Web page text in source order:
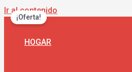
Ir al contenido
HOGAR
¡Oferta!